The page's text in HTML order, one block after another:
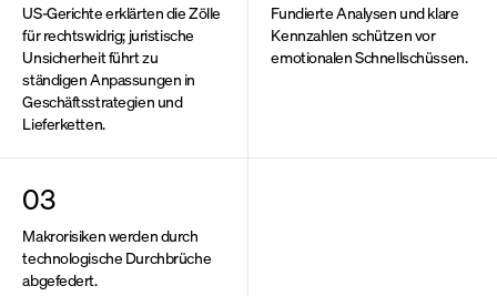
Kontakt
US-Gerichte erklärten die Zölle
für rechtswidrig; juristische
Unsicherheit führt zu
ständigen Anpassungen in
Geschäftsstrategien und
Lieferketten.
Fundierte Analysen und klare
Kennzahlen schützen vor
emotionalen Schnellschüssen.
03
Makrorisiken werden durch
technologische Durchbrüche
abgefedert.